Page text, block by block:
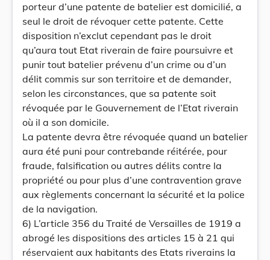
porteur d’une patente de batelier est domicilié, a
seul le droit de révoquer cette patente. Cette
disposition n’exclut cependant pas le droit
qu’aura tout Etat riverain de faire poursuivre et
punir tout batelier prévenu d’un crime ou d’un
délit commis sur son territoire et de demander,
selon les circonstances, que sa patente soit
révoquée par le Gouvernement de l’Etat riverain
où il a son domicile.
La patente devra être révoquée quand un batelier
aura été puni pour contrebande réitérée, pour
fraude, falsification ou autres délits contre la
propriété ou pour plus d’une contravention grave
aux règlements concernant la sécurité et la police
de la navigation.
6) L’article 356 du Traité de Versailles de 1919 a
abrogé les dispositions des articles 15 à 21 qui
réservaient aux habitants des Etats riverains la